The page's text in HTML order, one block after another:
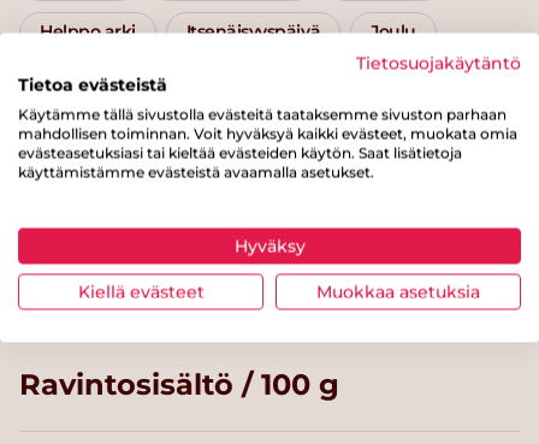
Helppo arki Itsenäisyyspäivä Joulu
Juurekset
Syyskuu Lokakuu Marraskuu
Ravintosisältö / 100 g
Tietosuojakäytäntö
Tietoa evästeistä
Käytämme tällä sivustolla evästeitä taataksemme sivuston parhaan
mahdollisen toiminnan. Voit hyväksyä kaikki evästeet, muokata omia
evästeasetuksiasi tai kieltää evästeiden käytön. Saat lisätietoja
käyttämistämme evästeistä avaamalla asetukset.
Hyväksy
Kiellä evästeet Muokkaa asetuksia